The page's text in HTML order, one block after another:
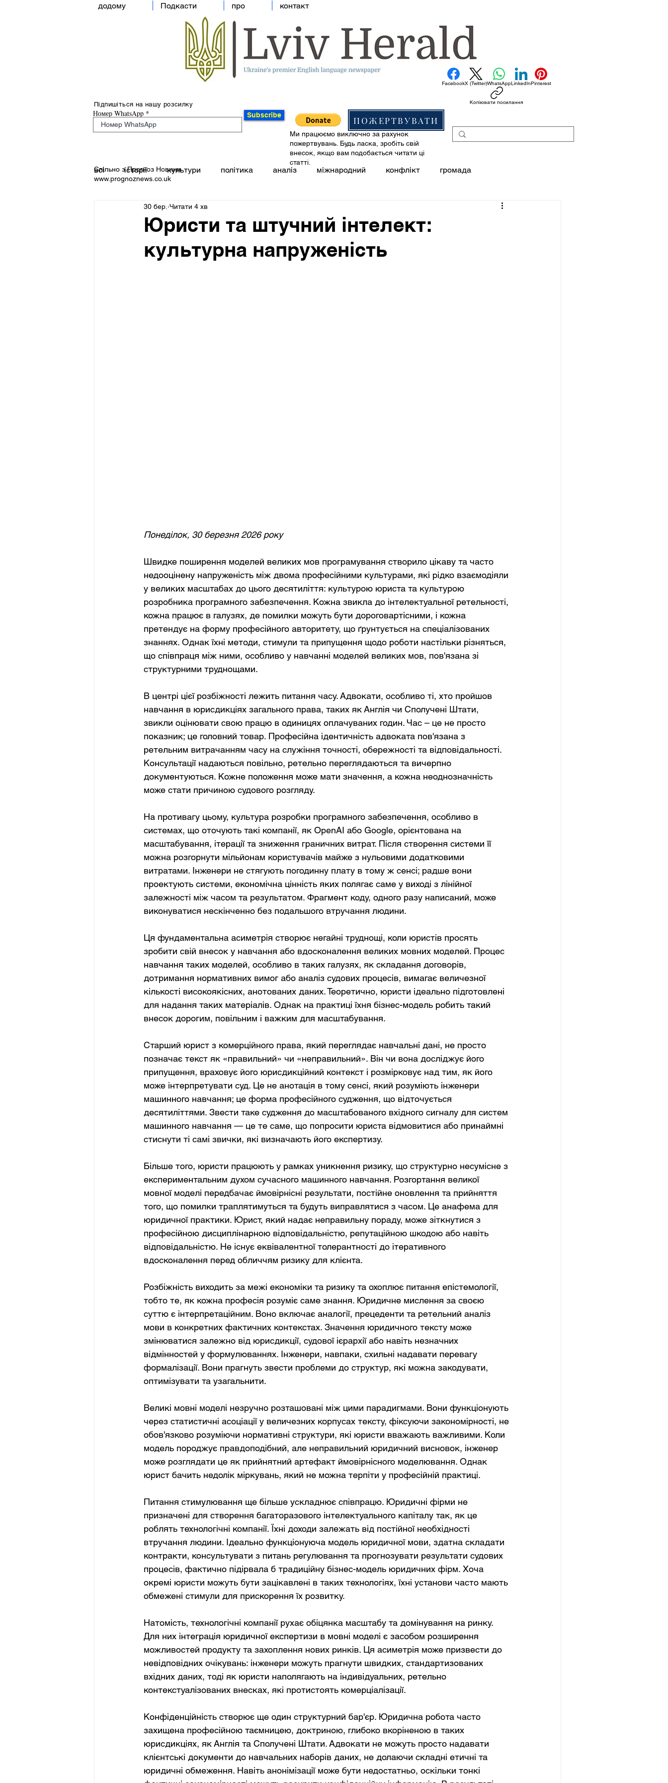
додому Подкасти про контакт
Підпишіться на нашу розсилку
Номер WhatsApp Subscribe ПОЖЕРТВУВАТИ
FacebookX (Twitter)WhatsAppLinkedInPinterest
Копіювати посилання
Спільно з Прогноз Новини
www.prognoznews.co.uk
Ми працюємо виключно за рахунок
пожертвувань. Будь ласка, зробіть свій
внесок, якщо вам подобається читати ці
статті.
всі історії культури політика аналіз міжнародний конфлікт громада
Юристи та штучний інтелект:
культурна напруженість
30 бер. Читати 4 хв
Понеділок, 30 березня 2026 року
Швидке поширення моделей великих мов програмування створило цікаву та часто
недооцінену напруженість між двома професійними культурами, які рідко взаємодіяли
у великих масштабах до цього десятиліття: культурою юриста та культурою
розробника програмного забезпечення. Кожна звикла до інтелектуальної ретельності,
кожна працює в галузях, де помилки можуть бути дороговартісними, і кожна
претендує на форму професійного авторитету, що ґрунтується на спеціалізованих
знаннях. Однак їхні методи, стимули та припущення щодо роботи настільки різняться,
що співпраця між ними, особливо у навчанні моделей великих мов, пов'язана зі
структурними труднощами.
В центрі цієї розбіжності лежить питання часу. Адвокати, особливо ті, хто пройшов
навчання в юрисдикціях загального права, таких як Англія чи Сполучені Штати,
звикли оцінювати свою працю в одиницях оплачуваних годин. Час – це не просто
показник; це головний товар. Професійна ідентичність адвоката пов'язана з
ретельним витрачанням часу на служіння точності, обережності та відповідальності.
Консультації надаються повільно, ретельно переглядаються та вичерпно
документуються. Кожне положення може мати значення, а кожна неоднозначність
може стати причиною судового розгляду.
На противагу цьому, культура розробки програмного забезпечення, особливо в
системах, що оточують такі компанії, як OpenAI або Google, орієнтована на
масштабування, ітерації та зниження граничних витрат. Після створення системи її
можна розгорнути мільйонам користувачів майже з нульовими додатковими
витратами. Інженери не стягують погодинну плату в тому ж сенсі; радше вони
проектують системи, економічна цінність яких полягає саме у виході з лінійної
залежності між часом та результатом. Фрагмент коду, одного разу написаний, може
виконуватися нескінченно без подальшого втручання людини.
Ця фундаментальна асиметрія створює негайні труднощі, коли юристів просять
зробити свій внесок у навчання або вдосконалення великих мовних моделей. Процес
навчання таких моделей, особливо в таких галузях, як складання договорів,
дотримання нормативних вимог або аналіз судових процесів, вимагає величезної
кількості високоякісних, анотованих даних. Теоретично, юристи ідеально підготовлені
для надання таких матеріалів. Однак на практиці їхня бізнес-модель робить такий
внесок дорогим, повільним і важким для масштабування.
Старший юрист з комерційного права, який переглядає навчальні дані, не просто
позначає текст як «правильний» чи «неправильний». Він чи вона досліджує його
припущення, враховує його юрисдикційний контекст і розмірковує над тим, як його
може інтерпретувати суд. Це не анотація в тому сенсі, який розуміють інженери
машинного навчання; це форма професійного судження, що відточується
десятиліттями. Звести таке судження до масштабованого вхідного сигналу для систем
машинного навчання — це те саме, що попросити юриста відмовитися або принаймні
стиснути ті самі звички, які визначають його експертизу.
Більше того, юристи працюють у рамках уникнення ризику, що структурно несумісне з
експериментальним духом сучасного машинного навчання. Розгортання великої
мовної моделі передбачає ймовірнісні результати, постійне оновлення та прийняття
того, що помилки траплятимуться та будуть виправлятися з часом. Це анафема для
юридичної практики. Юрист, який надає неправильну пораду, може зіткнутися з
професійною дисциплінарною відповідальністю, репутаційною шкодою або навіть
відповідальністю. Не існує еквівалентної толерантності до ітеративного
вдосконалення перед обличчям ризику для клієнта.
Розбіжність виходить за межі економіки та ризику та охоплює питання епістемології,
тобто те, як кожна професія розуміє саме знання. Юридичне мислення за своєю
суттю є інтерпретаційним. Воно включає аналогії, прецеденти та ретельний аналіз
мови в конкретних фактичних контекстах. Значення юридичного тексту може
змінюватися залежно від юрисдикції, судової ієрархії або навіть незначних
відмінностей у формулюваннях. Інженери, навпаки, схильні надавати перевагу
формалізації. Вони прагнуть звести проблеми до структур, які можна закодувати,
оптимізувати та узагальнити.
Великі мовні моделі незручно розташовані між цими парадигмами. Вони функціонують
через статистичні асоціації у величезних корпусах тексту, фіксуючи закономірності, не
обов'язково розуміючи нормативні структури, які юристи вважають важливими. Коли
модель породжує правдоподібний, але неправильний юридичний висновок, інженер
може розглядати це як прийнятний артефакт ймовірнісного моделювання. Однак
юрист бачить недолік міркувань, який не можна терпіти у професійній практиці.
Питання стимулювання ще більше ускладнює співпрацю. Юридичні фірми не
призначені для створення багаторазового інтелектуального капіталу так, як це
роблять технологічні компанії. Їхні доходи залежать від постійної необхідності
втручання людини. Ідеально функціонуюча модель юридичної мови, здатна складати
контракти, консультувати з питань регулювання та прогнозувати результати судових
процесів, фактично підірвала б традиційну бізнес-модель юридичних фірм. Хоча
окремі юристи можуть бути зацікавлені в таких технологіях, їхні установи часто мають
обмежені стимули для прискорення їх розвитку.
Натомість, технологічні компанії рухає обіцянка масштабу та домінування на ринку.
Для них інтеграція юридичної експертизи в мовні моделі є засобом розширення
можливостей продукту та захоплення нових ринків. Ця асиметрія може призвести до
невідповідних очікувань: інженери можуть прагнути швидких, стандартизованих
вхідних даних, тоді як юристи наполягають на індивідуальних, ретельно
контекстуалізованих внесках, які протистоять комерціалізації.
Конфіденційність створює ще один структурний бар'єр. Юридична робота часто
захищена професійною таємницею, доктриною, глибоко вкоріненою в таких
юрисдикціях, як Англія та Сполучені Штати. Адвокати не можуть просто надавати
клієнтські документи до навчальних наборів даних, не долаючи складні етичні та
юридичні обмеження. Навіть анонімізації може бути недостатньо, оскільки тонкі